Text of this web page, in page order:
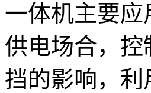
一体机主要
供电场合，
挡的影响，利